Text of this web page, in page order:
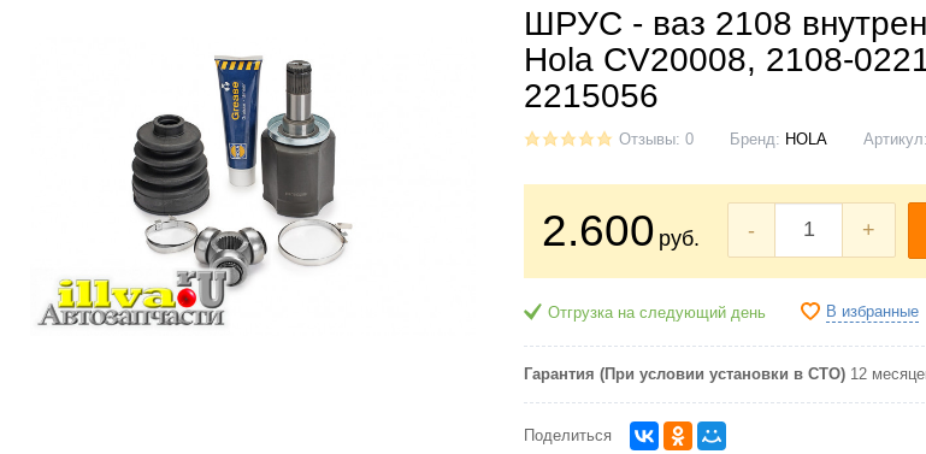
ШРУС - ваз 2108
Hola CV20008, 2108-
2215056
Отзывы: 0 Бренд: HOLA Артикул:
2.600 руб. - +
Отгрузка на следующий день В избранные
Гарантия (При условии установки в СТО) 12
Поделиться